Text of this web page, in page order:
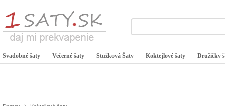
Svadobné šaty Večerné šaty Stužková Šaty Koktejlové šaty Družičky